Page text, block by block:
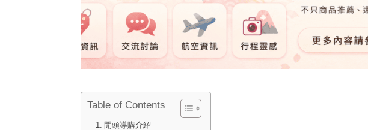
Table of Contents
開頭導購介紹